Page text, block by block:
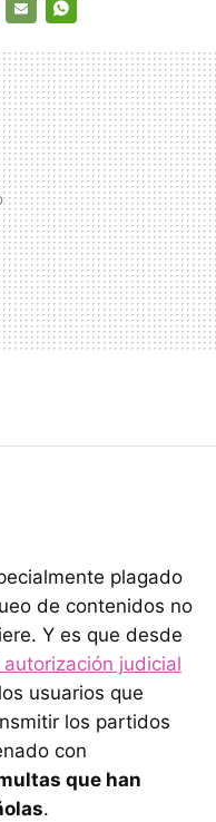
MAIL
plagado
de contenidos no
Y es que desde
judicial
usuarios que
los partidos
con
que han
.